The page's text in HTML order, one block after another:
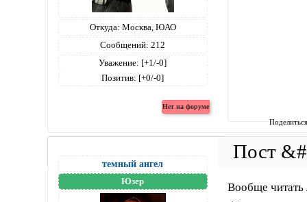
Откуда: Москва, ЮАО
Сообщений: 212
Уважение: [+1/-0]
Позитив: [+0/-0]
темный ангел
Юзер
Вообще читать